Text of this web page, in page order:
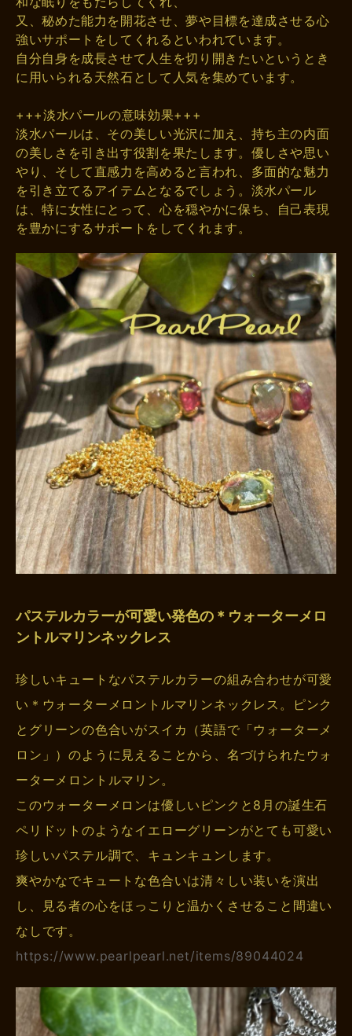
又、秘めた能力を開花させ、夢や目標を達成させる心
強いサポートをしてくれるといわれています。
自分自身を成長させて人生を切り開きたいというとき
に用いられる天然石として人気を集めています。
+++淡水パールの意味効果+++
淡水パールは、その美しい光沢に加え、持ち主の内面
の美しさを引き出す役割を果たします。優しさや思い
やり、そして直感力を高めると言われ、多面的な魅力
を引き立てるアイテムとなるでしょう。淡水パール
は、特に女性にとって、心を穏やかに保ち、自己表現
を豊かにするサポートをしてくれます。
パステルカラーが可愛い発色の＊ウォーターメロ
ントルマリンネックレス
珍しいキュートなパステルカラーの組み合わせが可愛
い＊ウォーターメロントルマリンネックレス。ピンク
とグリーンの色合いがスイカ（英語で「ウォーターメ
ロン」）のように見えることから、名づけられたウォ
ーターメロントルマリン。
このウォーターメロンは優しいピンクと8月の誕生石
ペリドットのようなイエローグリーンがとても可愛い
珍しいパステル調で、キュンキュンします。
爽やかなでキュートな色合いは清々しい装いを演出
し、見る者の心をほっこりと温かくさせること間違い
なしです。
https://www.pearlpearl.net/items/89044024